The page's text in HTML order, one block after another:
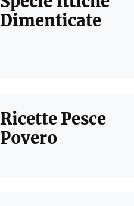
Dimenticate
Ricette Pesce
Povero